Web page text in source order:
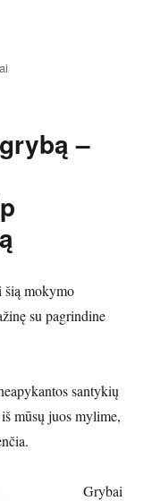
–
šią mokymo
su pagrindine
santykių
mūsų juos mylime,
Grybai